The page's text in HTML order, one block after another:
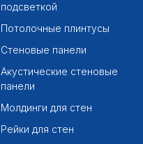
подсветкой
Потолочные плинтусы
Стеновые панели
Акустические стеновые
панели
Молдинги для стен
Рейки для стен